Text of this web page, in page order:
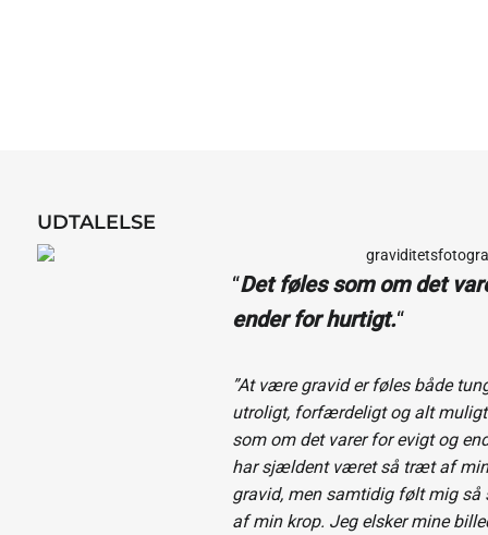
UDTALELSE
“Det føles som om det
ender for hurtigt.“
”At være gravid er føles både
utroligt, forfærdeligt og alt
som om det varer for evigt og
har sjældent været så træt af
gravid, men samtidig følt mig
af min krop. Jeg elsker mine